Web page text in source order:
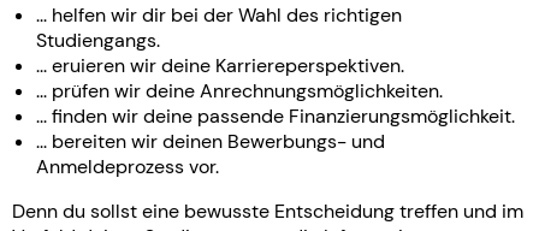
... helfen wir dir bei der Wahl des richtigen
Studiengangs.
... eruieren wir deine Karriereperspektiven.
... prüfen wir deine Anrechnungsmöglichkeiten.
... finden wir deine passende Finanzierungsmöglichkeit.
... bereiten wir deinen Bewerbungs- und
Anmeldeprozess vor.
Denn du sollst eine bewusste Entscheidung treffen und im